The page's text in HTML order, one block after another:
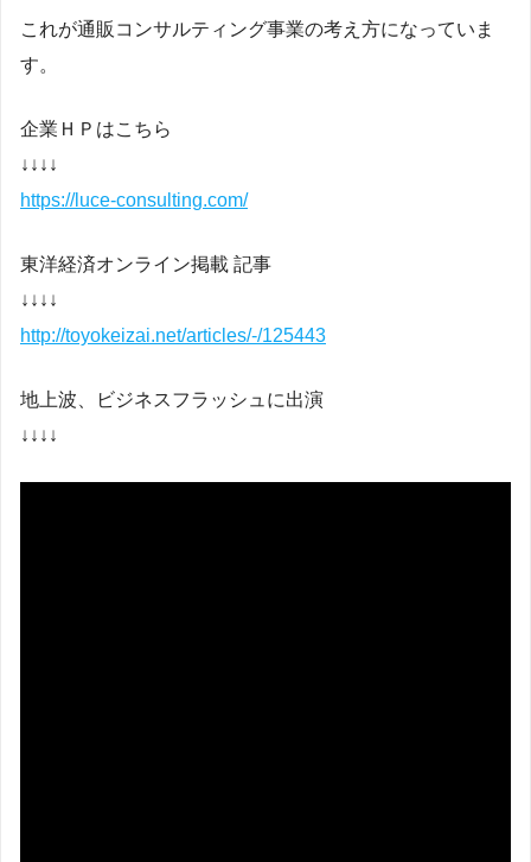
これが通販コンサルティング事業の考え方になっていま
す。
企業ＨＰはこちら
↓↓↓↓
https://luce-consulting.com/
東洋経済オンライン掲載 記事
↓↓↓↓
http://toyokeizai.net/articles/-/125443
地上波、ビジネスフラッシュに出演
↓↓↓↓